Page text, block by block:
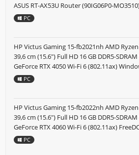
ASUS RT-AX53U Router (90IG06P0-
PC
HP Victus Gaming 15-fb2021nh AMD
39,6 cm (15.6") Full HD 16 GB DDR5-
GeForce RTX 4050 Wi-Fi 6 (802.11ax)
PC
HP Victus Gaming 15-fb2022nh AMD
39,6 cm (15.6") Full HD 16 GB DDR5-
GeForce RTX 4060 Wi-Fi 6 (802.11ax)
PC